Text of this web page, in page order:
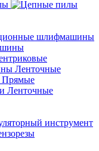
шлифмашины
Ленточные
Прямые
Ленточные
инструмент